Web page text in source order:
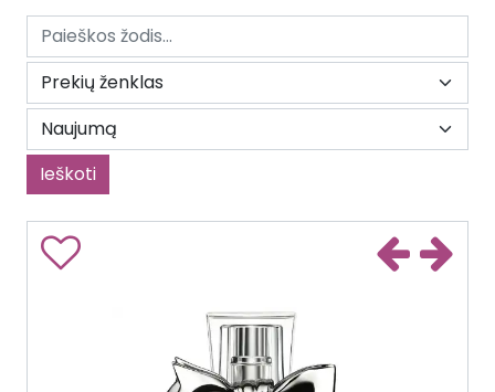
Ieškoti